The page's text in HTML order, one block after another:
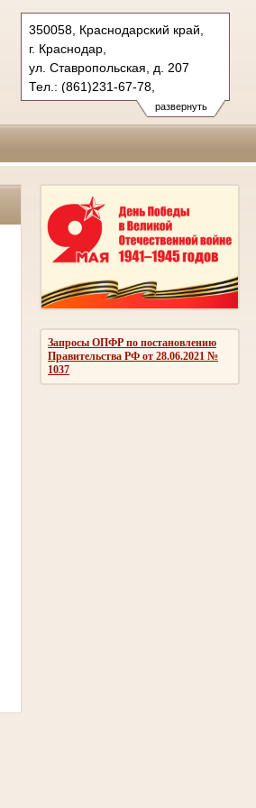
развернуть
350058, Краснодарский край,
г. Краснодар,
ул. Ставропольская, д. 207
Тел.: (861)231-67-78,
факс (861) 234-06-92
krasnodar-sovetsky.krd@sudrf.ru
Запросы ОПФР по постановлению
Правительства РФ от 28.06.2021 №
1037